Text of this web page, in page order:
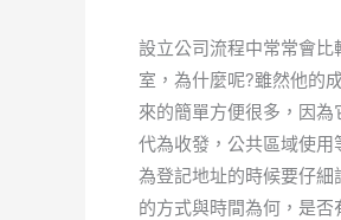
設立公司流程中常常會
室，為什麼呢?雖然他的
來的簡單方便很多，因
代為收發，公共區域使
為登記地址的時候要仔
的方式與時間為何，是